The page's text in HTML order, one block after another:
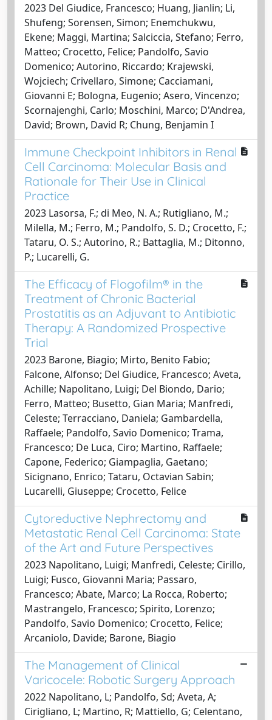
2023 Del Giudice, Francesco; Huang, Jianlin; Li,
Shufeng; Sorensen, Simon; Enemchukwu,
Ekene; Maggi, Martina; Salciccia, Stefano; Ferro,
Matteo; Crocetto, Felice; Pandolfo, Savio
Domenico; Autorino, Riccardo; Krajewski,
Wojciech; Crivellaro, Simone; Cacciamani,
Giovanni E; Bologna, Eugenio; Asero, Vincenzo;
Scornajenghi, Carlo; Moschini, Marco; D'Andrea,
David; Brown, David R; Chung, Benjamin I
Immune Checkpoint Inhibitors in Renal
Cell Carcinoma: Molecular Basis and
Rationale for Their Use in Clinical
Practice
2023 Lasorsa, F.; di Meo, N. A.; Rutigliano, M.;
Milella, M.; Ferro, M.; Pandolfo, S. D.; Crocetto, F.;
Tataru, O. S.; Autorino, R.; Battaglia, M.; Ditonno,
P.; Lucarelli, G.
The Efficacy of Flogofilm® in the
Treatment of Chronic Bacterial
Prostatitis as an Adjuvant to Antibiotic
Therapy: A Randomized Prospective
Trial
2023 Barone, Biagio; Mirto, Benito Fabio;
Falcone, Alfonso; Del Giudice, Francesco; Aveta,
Achille; Napolitano, Luigi; Del Biondo, Dario;
Ferro, Matteo; Busetto, Gian Maria; Manfredi,
Celeste; Terracciano, Daniela; Gambardella,
Raffaele; Pandolfo, Savio Domenico; Trama,
Francesco; De Luca, Ciro; Martino, Raffaele;
Capone, Federico; Giampaglia, Gaetano;
Sicignano, Enrico; Tataru, Octavian Sabin;
Lucarelli, Giuseppe; Crocetto, Felice
Cytoreductive Nephrectomy and
Metastatic Renal Cell Carcinoma: State
of the Art and Future Perspectives
2023 Napolitano, Luigi; Manfredi, Celeste; Cirillo,
Luigi; Fusco, Giovanni Maria; Passaro,
Francesco; Abate, Marco; La Rocca, Roberto;
Mastrangelo, Francesco; Spirito, Lorenzo;
Pandolfo, Savio Domenico; Crocetto, Felice;
Arcaniolo, Davide; Barone, Biagio
The Management of Clinical
Varicocele: Robotic Surgery Approach
2022 Napolitano, L; Pandolfo, Sd; Aveta, A;
Cirigliano, L; Martino, R; Mattiello, G; Celentano,